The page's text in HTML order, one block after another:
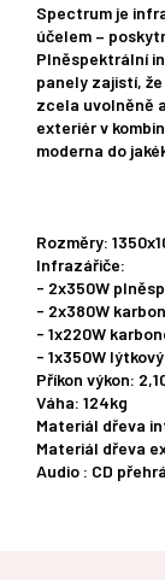
Spectrum je
účelem –
Plněspektrální
panely zajistí,
zcela uvolněně
exteriér v
moderna do
Rozměry:
Infrazářiče:
- 2x350W
- 2x380W
- 1x220W
- 1x350W
Příkon výkon:
Váha: 124kg
Materiál dřeva
Materiál dřeva
Audio : CD